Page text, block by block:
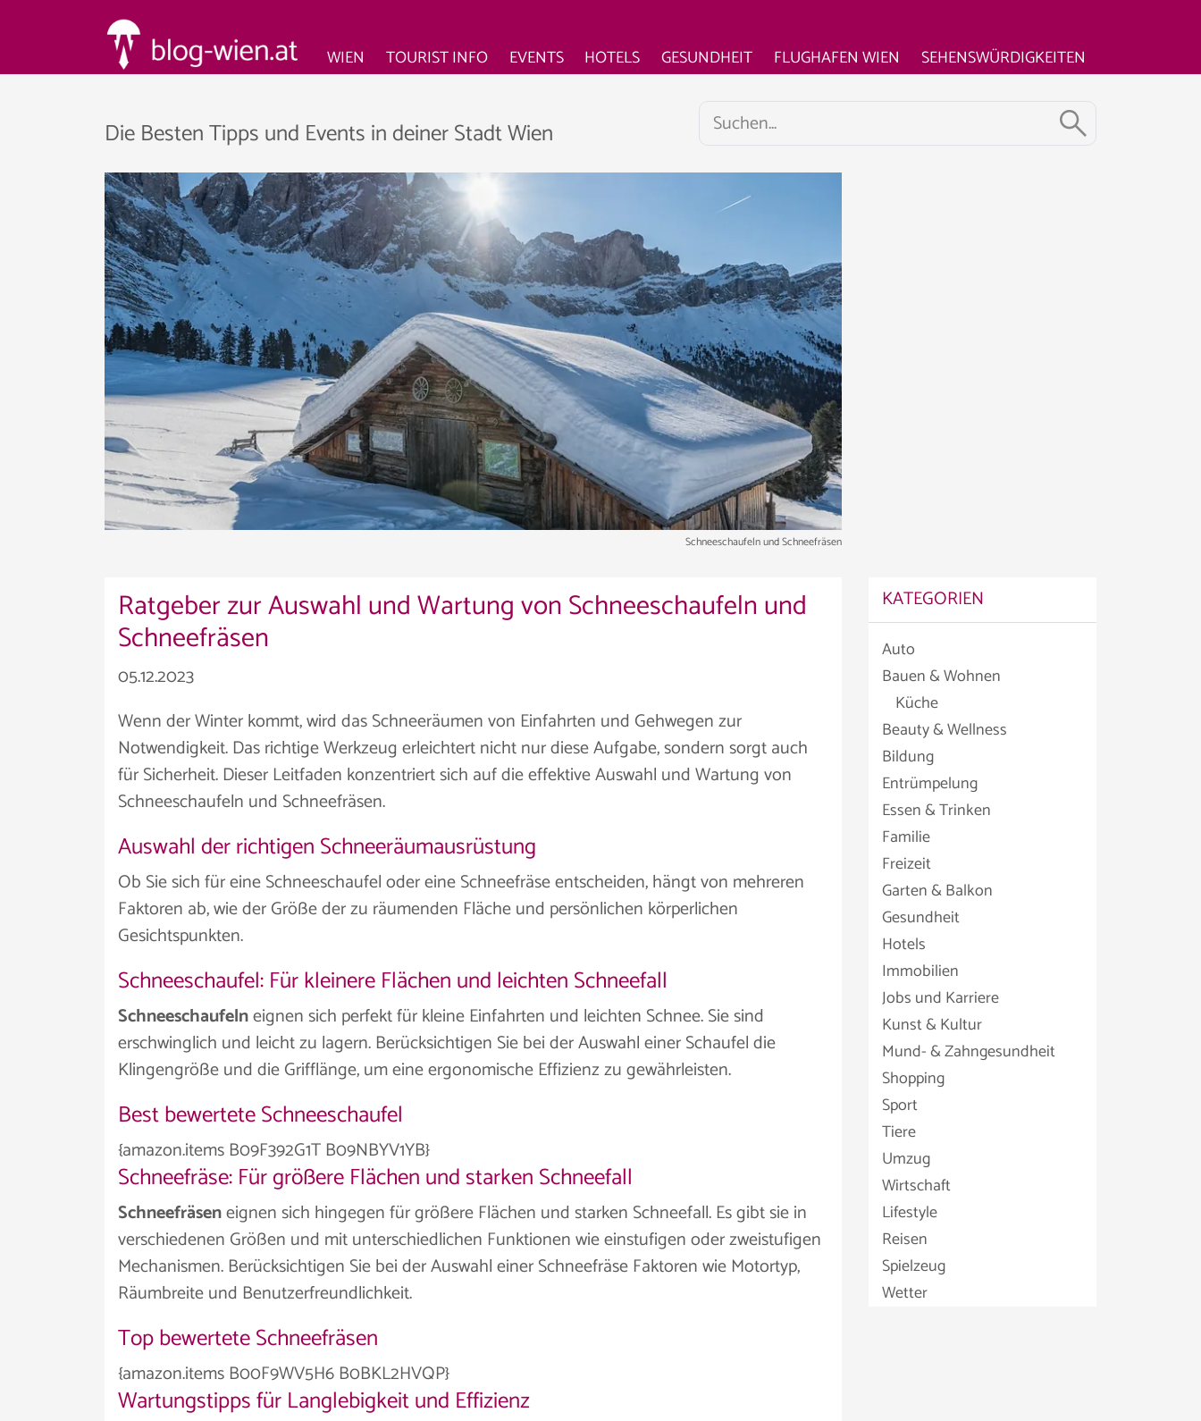
WIEN TOURIST INFO EVENTS HOTELS GESUNDHEIT FLUGHAFEN WIEN SEHENSWÜRDIGKEITEN
Die Besten Tipps und Events in deiner Stadt Wien
Schneeschaufeln und Schneefräsen
Ratgeber zur Auswahl und Wartung von Schneeschaufeln und
Schneefräsen
05.12.2023
Wenn der Winter kommt, wird das Schneeräumen von Einfahrten und Gehwegen zur
Notwendigkeit. Das richtige Werkzeug erleichtert nicht nur diese Aufgabe, sondern sorgt auch
für Sicherheit. Dieser Leitfaden konzentriert sich auf die effektive Auswahl und Wartung von
Schneeschaufeln und Schneefräsen.
Auswahl der richtigen Schneeräumausrüstung
Ob Sie sich für eine Schneeschaufel oder eine Schneefräse entscheiden, hängt von mehreren
Faktoren ab, wie der Größe der zu räumenden Fläche und persönlichen körperlichen
Gesichtspunkten.
Schneeschaufel: Für kleinere Flächen und leichten Schneefall
Schneeschaufelneignen sich perfekt für kleine Einfahrten und leichten Schnee. Sie sind
erschwinglich und leicht zu lagern. Berücksichtigen Sie bei der Auswahl einer Schaufel die
Klingengröße und die Grifflänge, um eine ergonomische Effizienz zu gewährleisten.
Best bewertete Schneeschaufel
{amazon.items B09F392G1T B09NBYV1YB}
Schneefräse: Für größere Flächen und starken Schneefall
Schneefräseneignen sich hingegen für größere Flächen und starken Schneefall. Es gibt sie in
verschiedenen Größen und mit unterschiedlichen Funktionen wie einstufigen oder zweistufigen
Mechanismen. Berücksichtigen Sie bei der Auswahl einer Schneefräse Faktoren wie Motortyp,
Räumbreite und Benutzerfreundlichkeit.
Top bewertete Schneefräsen
{amazon.items B00F9WV5H6 B0BKL2HVQP}
Wartungstipps für Langlebigkeit und Effizienz
KATEGORIEN
Auto
Bauen & Wohnen
Küche
Beauty & Wellness
Bildung
Entrümpelung
Essen & Trinken
Familie
Freizeit
Garten & Balkon
Gesundheit
Hotels
Immobilien
Jobs und Karriere
Kunst & Kultur
Mund- & Zahngesundheit
Shopping
Sport
Tiere
Umzug
Wirtschaft
Lifestyle
Reisen
Spielzeug
Wetter